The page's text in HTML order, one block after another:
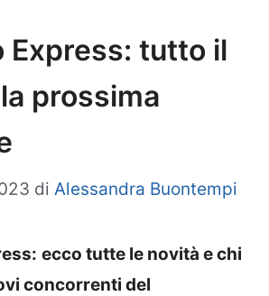
Express: tutto il
prossima
di Alessandra Buontempi
ecco tutte le novità e chi
concorrenti del